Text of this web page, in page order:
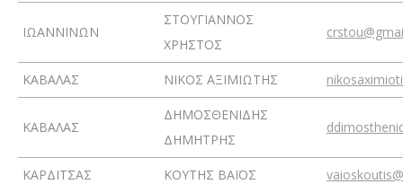
ΙΩΑΝΝΙΝΩΝ
ΣΤΟΥΓΙΑΝΝΟΣ
ΧΡΗΣΤΟΣ
ΚΑΒΑΛΑΣ ΝΙΚΟΣ ΑΞΙΜΙΩΤΗΣ
ΚΑΒΑΛΑΣ
ΔΗΜΟΣΘΕΝΙΔΗΣ
ΔΗΜΗΤΡΗΣ
ΚΑΡΔΙΤΣΑΣ ΚΟΥΤΗΣ ΒΑΪΟΣ